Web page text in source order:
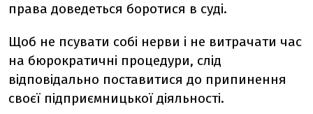
права доведеться боротися в суді.
Щоб не псувати собі нерви і не витрачати час
на бюрократичні процедури, слід
відповідально поставитися до припинення
своєї підприємницької діяльності.